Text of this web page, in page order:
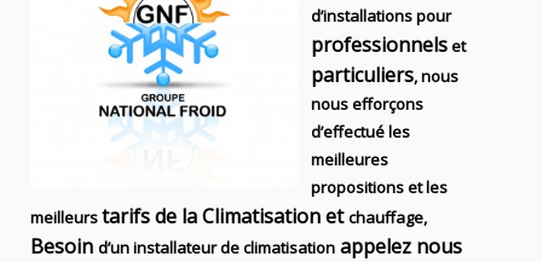
d’installationspour
professionnelset
particuliers, nous
nous efforçons
d’effectué les
meilleures
propositions et les
meilleurstarifs de la Climatisation etchauffage,
Besoind’un installateur de climatisation appelez nous